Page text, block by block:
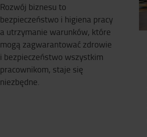
Rozwój biznesu to
bezpieczeństwo i higiena pracy
a utrzymanie warunków, które
mogą zagwarantować zdrowie
i bezpieczeństwo wszystkim
pracownikom, staje się
niezbędne.